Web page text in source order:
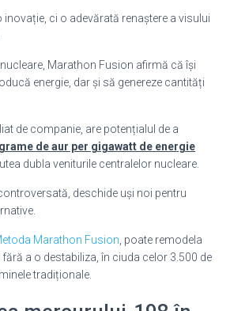
ci o adevărată renaștere a visului
Marathon Fusion afirmă că își
energie, dar și să genereze cantități
de companie, are potențialul de a
de aur per gigawatt de energie
dubla veniturile centralelor nucleare.
deschide uși noi pentru
Marathon Fusion , poate remodela
a o destabiliza, în ciuda celor 3.500 de
tradiționale.